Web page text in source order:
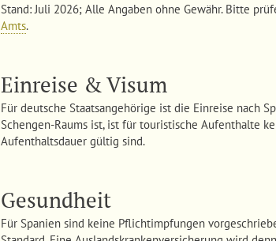
Stand: Juli 2026; Alle Angaben ohne Gewähr. Bitte
Amts.
Einreise & Visum
Für deutsche Staatsangehörige ist die Einreise nach
Schengen-Raums ist, ist für touristische Aufenthalte
Aufenthaltsdauer gültig sind.
Gesundheit
Für Spanien sind keine Pflichtimpfungen